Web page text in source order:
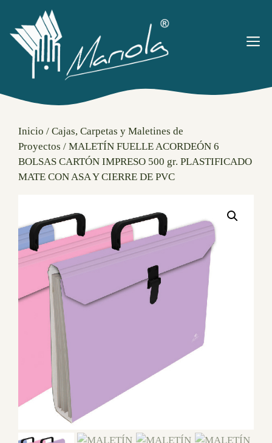
contenido
Inicio / Cajas, Carpetas y Maletines de
Proyectos / MALETÍN FUELLE ACORDEÓN 6
BOLSAS CARTÓN IMPRESO 500 gr. PLASTIFICADO
MATE CON ASA Y CIERRE DE PVC